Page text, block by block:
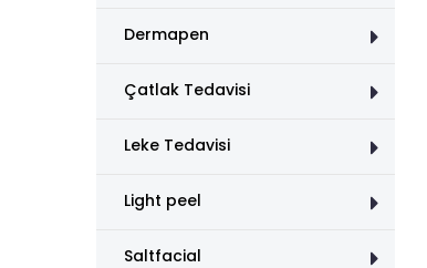
Dermapen
Çatlak Tedavisi
Leke Tedavisi
Light peel
Saltfacial